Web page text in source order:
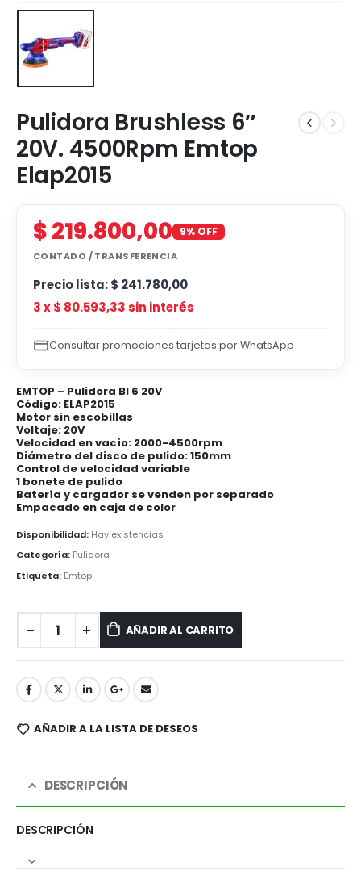
Pulidora Brushless 6″
20V. 4500Rpm Emtop
Elap2015
$219.800,00 9% OFF
CONTADO / TRANSFERENCIA
Precio lista:$ 241.780,00
3 x$ 80.593,33sin interés
Consultar promociones tarjetas por WhatsApp
EMTOP – Pulidora Bl 6 20V
Código: ELAP2015
Motor sin escobillas
Voltaje: 20V
Velocidad en vacío: 2000-4500rpm
Diámetro del disco de pulido: 150mm
Control de velocidad variable
1 bonete de pulido
Batería y cargador se venden por separado
Empacado en caja de color
Disponibilidad: Hay existencias
Categoría: Pulidora
Etiqueta: Emtop
AÑADIR AL CARRITO
AÑADIR A LA LISTA DE DESEOS
DESCRIPCIÓN
DESCRIPCIÓN